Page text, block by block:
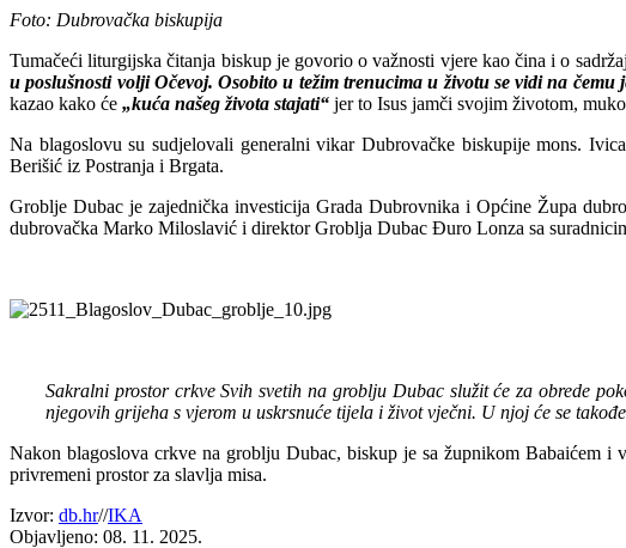
Foto: Dubrovačka biskupija
Tumačeći liturgijska čitanja biskup je govorio o važnosti vjere kao čina i o
u poslušnosti volji Očevoj. Osobito u težim trenucima u životu se vidi na čemu
kazao kako će „kuća našeg života stajati“ jer to Isus jamči svojim životom,
Na blagoslovu su sudjelovali generalni vikar Dubrovačke biskupije mons.
Berišić iz Postranja i Brgata.
Groblje Dubac je zajednička investicija Grada Dubrovnika i Općine Župa
dubrovačka Marko Miloslavić i direktor Groblja Dubac Đuro Lonza sa
Sakralni prostor crkve Svih svetih na groblju Dubac služit će za obrede
njegovih grijeha s vjerom u uskrsnuće tijela i život vječni. U njoj će se
Nakon blagoslova crkve na groblju Dubac, biskup je sa župnikom Babaićem
privremeni prostor za slavlja misa.
Izvor: db.hr//IKA
Objavljeno: 08. 11. 2025.